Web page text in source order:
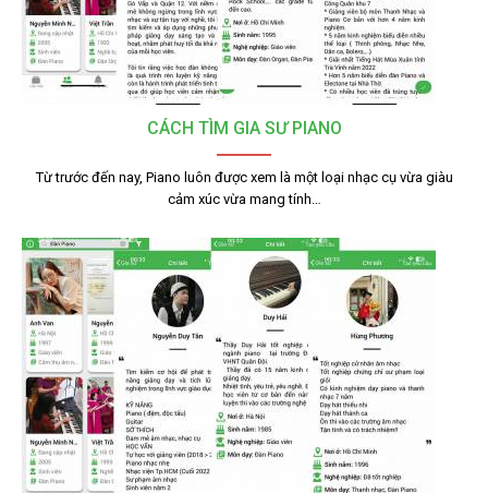
CÁCH TÌM GIA SƯ PIANO
Từ trước đến nay, Piano luôn được xem là một loại nhạc cụ vừa giàu
cảm xúc vừa mang tính…